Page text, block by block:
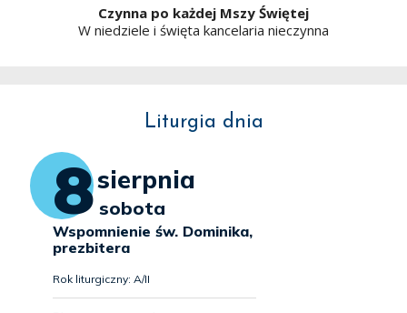
Czynna po każdej Mszy Świętej
W niedziele i święta kancelaria nieczynna
Liturgia dnia